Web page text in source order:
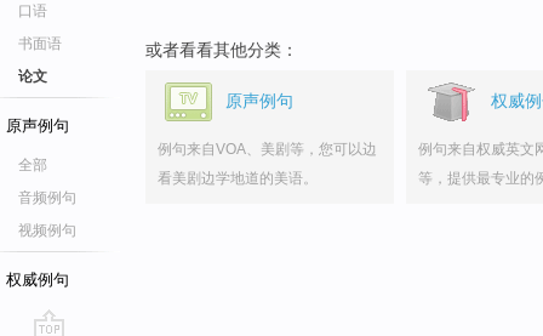
口语
书面语
论文
原声例句
全部
音频例句
视频例句
权威例句
或者看看其他分类：
原声例句
例句来自VOA、美剧等，您可以边
看美剧边学地道的美语。
权威
例句来自权威英文
等，提供最专业的